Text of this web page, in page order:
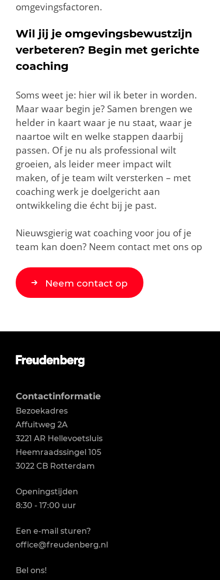
omgevingsfactoren.
Wil jij je omgevingsbewustzijn
verbeteren? Begin met gerichte
coaching
Soms weet je: hier wil ik beter in worden.
Maar waar begin je? Samen brengen we
helder in kaart waar je nu staat, waar je
naartoe wilt en welke stappen daarbij
passen. Of je nu als professional wilt
groeien, als leider meer impact wilt
maken, of je team wilt versterken – met
coaching werk je doelgericht aan
ontwikkeling die écht bij je past.
Nieuwsgierig wat coaching voor jou of je
team kan doen? Neem contact met ons op
Neem contact op
Contactinformatie
Bezoekadres
Affuitweg 2A
3221 AR Hellevoetsluis
Heemraadssingel 105
3022 CB Rotterdam
Openingstijden
8:30 - 17:00 uur
Een e-mail sturen?
office@freudenberg.nl
Bel ons!